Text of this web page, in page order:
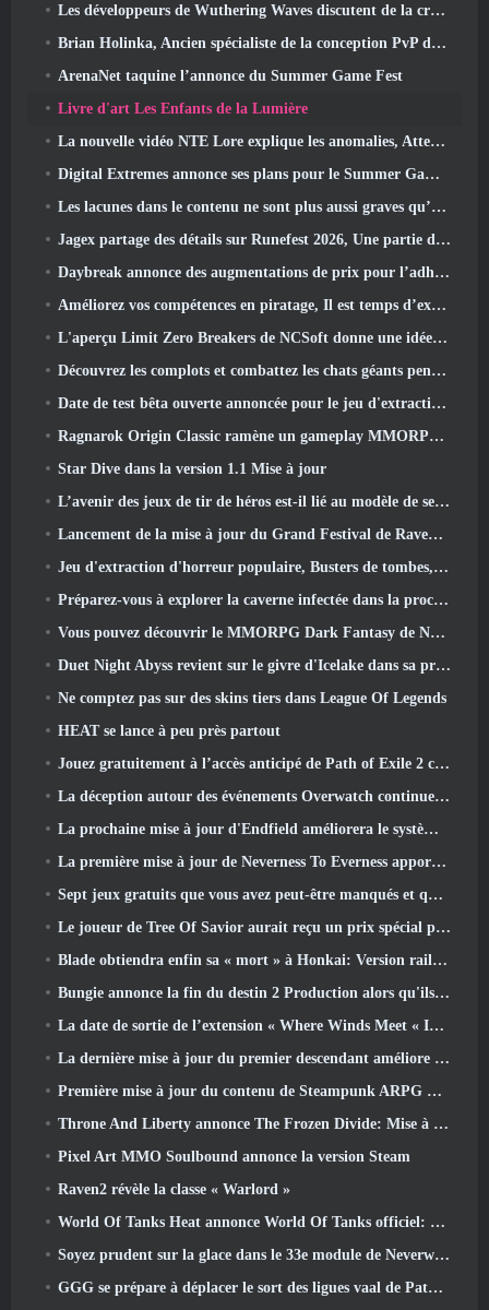
Les développeurs de Wuthering Waves discutent de la création de la séquence de combat Lahai-Roi Mech
Brian Holinka, Ancien spécialiste de la conception PvP de World Of Warcraft, Rejoint l’équipe MMO de League Of Legends
ArenaNet taquine l’annonce du Summer Game Fest
Livre d'art Les Enfants de la Lumière
La nouvelle vidéo NTE Lore explique les anomalies, Attendez, Et comment une organisation « secrète » suit tout cela
Digital Extremes annonce ses plans pour le Summer Game Fest
Les lacunes dans le contenu ne sont plus aussi graves qu’avant
Jagex partage des détails sur Runefest 2026, Une partie de la célébration du 25e anniversaire de RuneScape IP
Daybreak annonce des augmentations de prix pour l’adhésion VIP au Seigneur des Anneaux Online
Améliorez vos compétences en piratage, Il est temps d’explorer Night City dans Wuthering Waves
L'aperçu Limit Zero Breakers de NCSoft donne une idée de ce à quoi s'attendre du prochain test du prologue
Découvrez les complots et combattez les chats géants pendant votre temps libre dans la dernière mise à jour de Where Winds Meet
Date de test bêta ouverte annoncée pour le jeu d'extraction Dark Fantasy, Chasseur de Brume
Ragnarok Origin Classic ramène un gameplay MMORPG équitable et CBT ouvre ses portes en juin 4
Star Dive dans la version 1.1 Mise à jour
L’avenir des jeux de tir de héros est-il lié au modèle de service en direct F2P?
Lancement de la mise à jour du Grand Festival de Raven2, avec la nouvelle classe Warlord
Jeu d'extraction d'horreur populaire, Busters de tombes, Lancements en Occident
Préparez-vous à explorer la caverne infectée dans la prochaine mise à jour d'Eterspire
Vous pouvez découvrir le MMORPG Dark Fantasy de Nexon Embers Of The Uncrown pendant le Steam Next Fest
Duet Night Abyss revient sur le givre d'Icelake dans sa prochaine mise à jour Steampunk
Ne comptez pas sur des skins tiers dans League Of Legends
HEAT se lance à peu près partout
Jouez gratuitement à l’accès anticipé de Path of Exile 2 ce week-end
La déception autour des événements Overwatch continue 10 Année anniversaire
La prochaine mise à jour d'Endfield améliorera le système d'usine
La première mise à jour de Neverness To Everness apporte beaucoup à la table
Sept jeux gratuits que vous avez peut-être manqués et qui font partie du Steam Ocean Fest
Le joueur de Tree Of Savior aurait reçu un prix spécial pour avoir dépensé 100 000 $ dans le jeu
Blade obtiendra enfin sa « mort » à Honkai: Version rail étoile 4.3
Bungie annonce la fin du destin 2 Production alors qu'ils se préparent à travailler sur de nouveaux projets
La date de sortie de l’extension « Where Winds Meet « Imperial Palace » est annoncée
La dernière mise à jour du premier descendant améliore la boucle agricole et met à jour le mode Assaut
Première mise à jour du contenu de Steampunk ARPG Crystalfall pour répondre aux « préoccupations des joueurs clés »
Throne And Liberty annonce The Frozen Divide: Mise à jour Nix
Pixel Art MMO Soulbound annonce la version Steam
Raven2 révèle la classe « Warlord »
World Of Tanks Heat annonce World Of Tanks officiel: Date de lancement de CHALEUR
Soyez prudent sur la glace dans le 33e module de Neverwinter, Froid mordant
GGG se prépare à déplacer le sort des ligues vaal de Path Of Exile 2 avant le lancement du retour des anciens